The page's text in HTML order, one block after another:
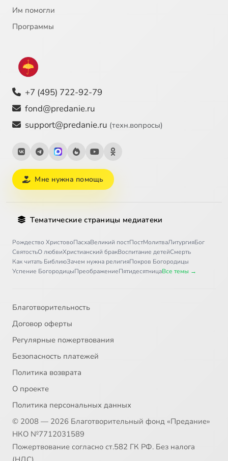
Им помогли
Программы
+7 (495) 722-92-79
fond@predanie.ru
support@predanie.ru (техн.вопросы)
Мне нужна помощь
Тематические страницы медиатеки
Рождество ХристовоПасхаВеликий постПостМолитваЛитургияБог
СвятостьО любвиХристианский бракВоспитание детейСмерть
Как читать БиблиюЗачем нужна религияПокров Богородицы
Успение БогородицыПреображениеПятидесятницаВсе темы →
Благотворительность
Договор оферты
Регулярные пожертвования
Безопасность платежей
Политика возврата
О проекте
Политика персональных данных
© 2008 — 2026 Благотворительный фонд «Предание»
НКО №7712031589
Пожертвование согласно ст.582 ГК РФ. Без налога